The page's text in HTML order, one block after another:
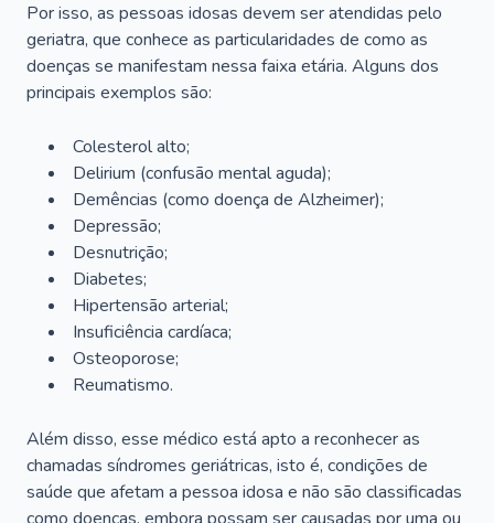
Por isso, as pessoas idosas devem ser atendidas pelo
geriatra, que conhece as particularidades de como as
doenças se manifestam nessa faixa etária. Alguns dos
principais exemplos são:
Colesterol alto;
Delirium (confusão mental aguda);
Demências (como doença de Alzheimer);
Depressão;
Desnutrição;
Diabetes;
Hipertensão arterial;
Insuficiência cardíaca;
Osteoporose;
Reumatismo.
Além disso, esse médico está apto a reconhecer as
chamadas síndromes geriátricas, isto é, condições de
saúde que afetam a pessoa idosa e não são classificadas